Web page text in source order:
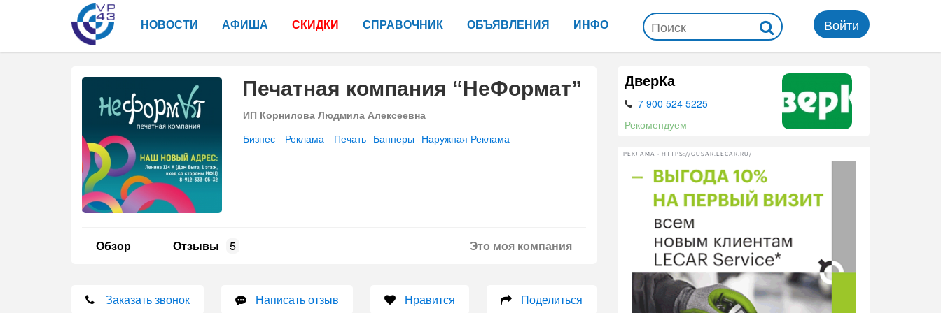
НОВОСТИ АФИША СКИДКИ СПРАВОЧНИК ОБЪЯВЛЕНИЯ ИНФО Войти
Печатная компания “НеФормат”
ИП Корнилова Людмила Алексеевна
Бизнес Реклама Печать Баннеры Наружная Реклама
Это моя компания
Обзор Отзывы 5
Заказать звонок Написать отзыв Нравится Поделиться
ДверКа
7 900 524 5225
Рекомендуем
РЕКЛАМА • HTTPS://GUSAR.LECAR.RU/